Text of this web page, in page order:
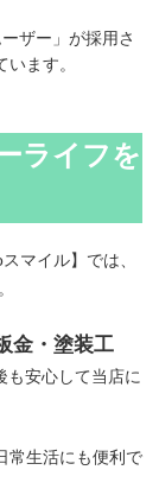
ザー」が採用さ
ます。
ライフを
マイル】では、
金・塗装工
も安心して当店に
常生活にも便利で